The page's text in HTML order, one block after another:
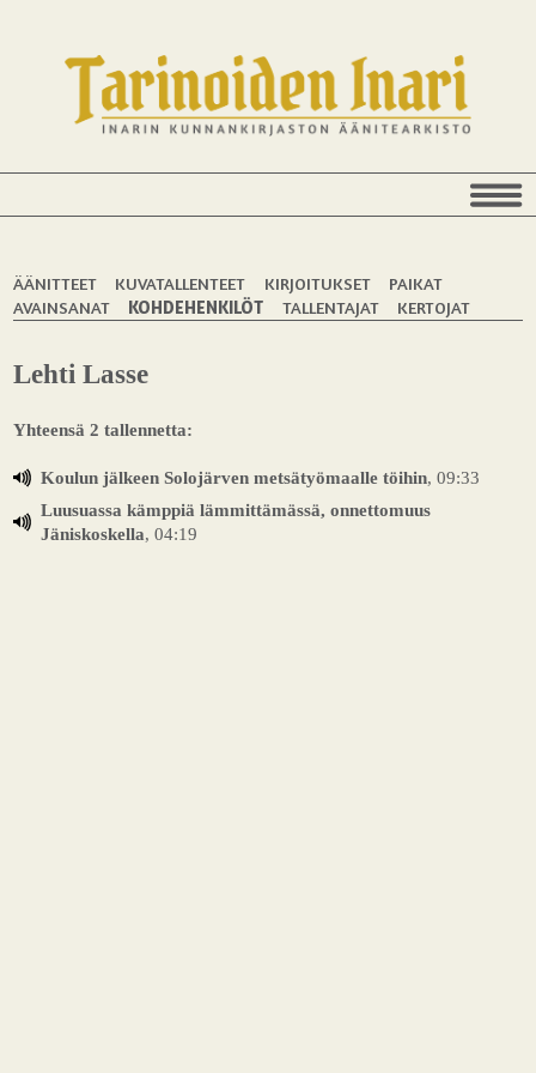
ÄÄNITTEET KUVATALLENTEET KIRJOITUKSET
PAIKAT
AVAINSANAT
KOHDEHENKILÖT TALLENTAJAT KERTOJAT
Lehti Lasse
Yhteensä 2 tallennetta:
Koulun jälkeen Solojärven metsätyömaalle töihin, 09:33
Luusuassa kämppiä lämmittämässä, onnettomuus
Jäniskoskella, 04:19